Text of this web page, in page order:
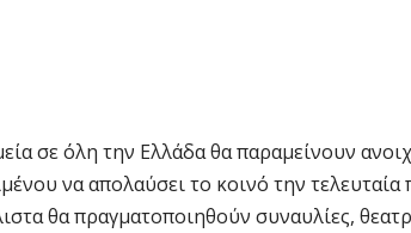
σε όλη την Ελλάδα θα παραμείνουν
να απολαύσει το κοινό την
θα πραγματοποιηθούν συναυλίες,